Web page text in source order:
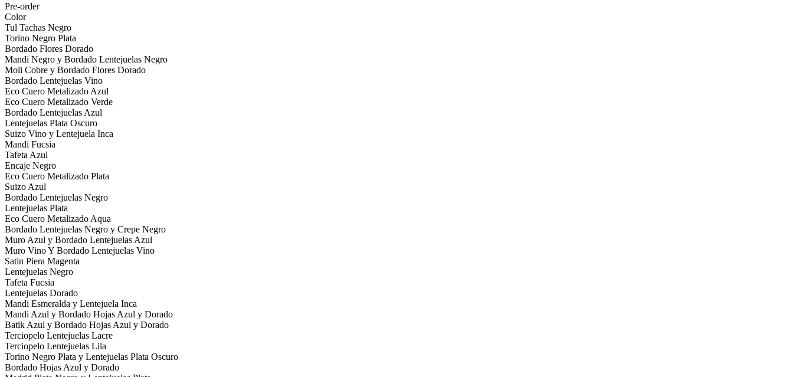
Pre-order
Color
Tul Tachas Negro
Torino Negro Plata
Bordado Flores Dorado
Mandi Negro y Bordado Lentejuelas Negro
Moli Cobre y Bordado Flores Dorado
Bordado Lentejuelas Vino
Eco Cuero Metalizado Azul
Eco Cuero Metalizado Verde
Bordado Lentejuelas Azul
Lentejuelas Plata Oscuro
Suizo Vino y Lentejuela Inca
Mandi Fucsia
Tafeta Azul
Encaje Negro
Eco Cuero Metalizado Plata
Suizo Azul
Bordado Lentejuelas Negro
Lentejuelas Plata
Eco Cuero Metalizado Aqua
Bordado Lentejuelas Negro y Crepe Negro
Muro Azul y Bordado Lentejuelas Azul
Muro Vino Y Bordado Lentejuelas Vino
Satin Piera Magenta
Lentejuelas Negro
Tafeta Fucsia
Lentejuelas Dorado
Mandi Esmeralda y Lentejuela Inca
Mandi Azul y Bordado Hojas Azul y Dorado
Batik Azul y Bordado Hojas Azul y Dorado
Terciopelo Lentejuelas Lacre
Terciopelo Lentejuelas Lila
Torino Negro Plata y Lentejuelas Plata Oscuro
Bordado Hojas Azul y Dorado